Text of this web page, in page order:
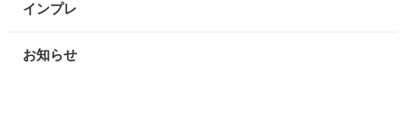
インプレ
お知らせ